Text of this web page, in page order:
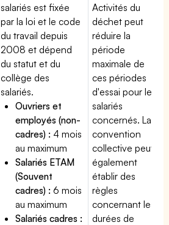
salariés est fixée
par la loi et le code
du travail depuis
2008 et dépend
du statut et du
collège des
salariés.
Ouvriers et
employés (non-
cadres) : 4 mois
au maximum
Salariés ETAM
(Souvent
cadres) : 6 mois
au maximum
Salariés cadres :
Activités du
déchet peut
réduire la
période
maximale de
ces périodes
d'essai pour les
salariés
concernés. La
convention
collective peut
également
établir des
règles
concernant les
durées de